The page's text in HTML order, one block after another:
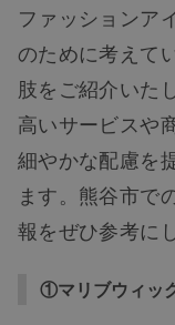
ファッションア
のために考えて
肢をご紹介いた
高いサービスや
細やかな配慮を
ます。熊谷市で
報をぜひ参考に
①マリブウィッ